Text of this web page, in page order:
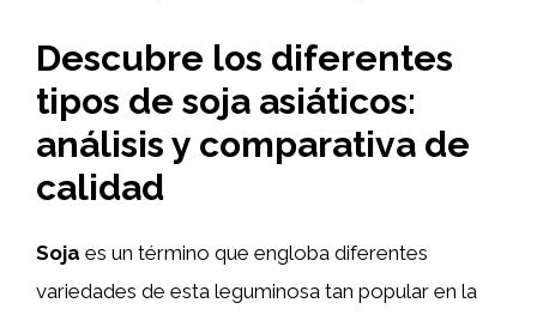
Descubre los diferentes
tipos de soja asiáticos:
análisis y comparativa de
calidad
Soja es un término que engloba diferentes
variedades de esta leguminosa tan popular en la